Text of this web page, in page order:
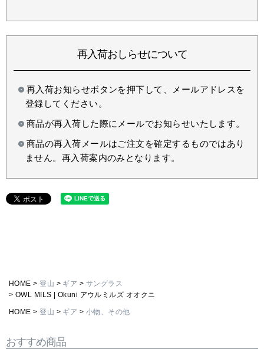
再入荷おしらせについて
再入荷お知らせボタンを押下して、メールアドレスを
登録してください。
商品が再入荷した際にメールでお知らせいたします。
商品の再入荷メールはご注文を確定するものではあり
ません。再入荷案内のみとなります。
HOME 登山 ギア
サングラス
OWL MILS | Okuni アウルミルズ オオクニ
HOME 登山 ギア 小物、その他
おすすめ商品